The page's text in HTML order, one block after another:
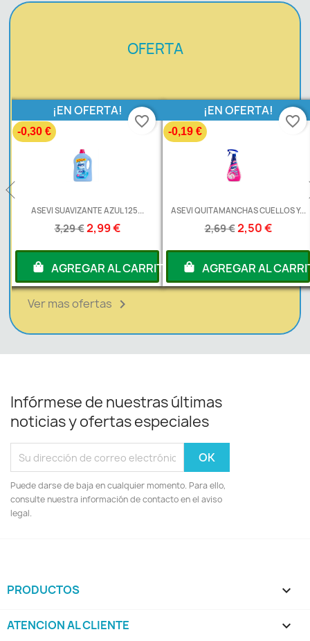
OFERTA
ASEVI SUAVIZANTE AZUL 125...
3,29 €2,99 €
¡EN OFERTA!
-0,30 €
AGREGAR AL CARRITO
favorite_border
ASEVI QUITAMANCHAS CUELLOS Y...
2,69 €2,50 €
¡EN OFERTA!
-0,19 €
AGREGAR AL
favorite_border
Ver mas ofertas 
Infórmese de nuestras últimas
noticias y ofertas especiales
Puede darse de baja en cualquier momento. Para ello,
consulte nuestra información de contacto en el aviso
legal.
PRODUCTOS 
ATENCION AL CLIENTE 